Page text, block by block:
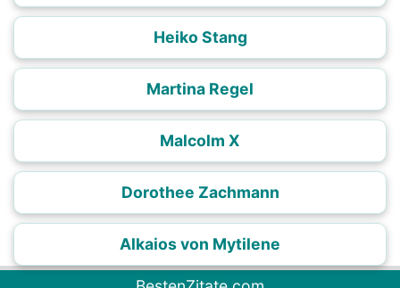
Heiko Stang
Martina Regel
Malcolm X
Dorothee Zachmann
Alkaios von Mytilene